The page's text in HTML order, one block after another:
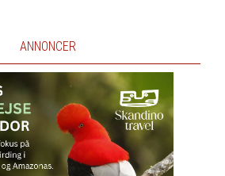
ANNONCER